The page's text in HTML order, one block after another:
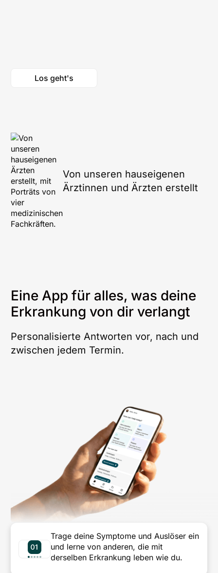
Los geht's
Von unseren hauseigenen
Ärztinnen und Ärzten erstellt
Eine App für alles, was deine
Erkrankung von dir verlangt
Personalisierte Antworten vor, nach und
zwischen jedem Termin.
Trage deine Symptome und Auslöser ein
und lerne von anderen, die mit
derselben Erkrankung leben wie du.